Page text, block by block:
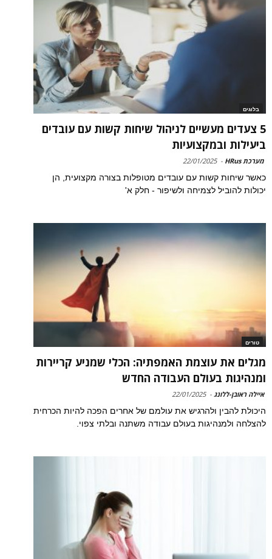
בלוגים
5 צעדים מעשיים לניהול שיחות קשות עם עובדים
ביעילות ובמקצועיות
מערכת HRus -
22/01/2025
כאשר שיחות קשות עם עובדים מטופלות בצורה מקצועית, הן
יכולות להוביל לצמיחה ולשיפור - חלק א'
טורים
מגלים את עוצמת האמפתיה: הכלי שמניע קריירות
ומנהיגות בעולם העבודה החדש
איילה ראובן-ללונג -
22/01/2025
היכולת להבין ולהרגיש את עולמם של אחרים הפכה להיות הכרחית
להצלחה ולמנהיגות בעולם עבודה משתנה ובלתי צפוי.